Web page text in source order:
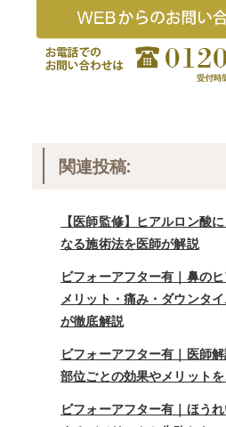
関連投稿:
【医師監修】ヒアルロン酸
なる施術法を医師が解説
ビフォーアフター有｜鼻の
メリット・痛み・ダウンタ
が徹底解説
ビフォーアフター有｜医師
部位ごとの効果やメリット
ビフォーアフター有｜ほう